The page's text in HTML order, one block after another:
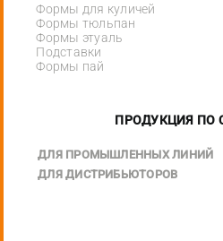
Формы для куличей
Формы тюльпан
Формы этуаль
Подставки
Формы пай
ПРОДУКЦИЯ ПО
ДЛЯ ПРОМЫШЛЕННЫХ ЛИНИЙ
ДЛЯ ДИСТРИБЬЮТОРОВ